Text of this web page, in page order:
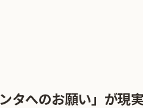
タへのお願い」が現